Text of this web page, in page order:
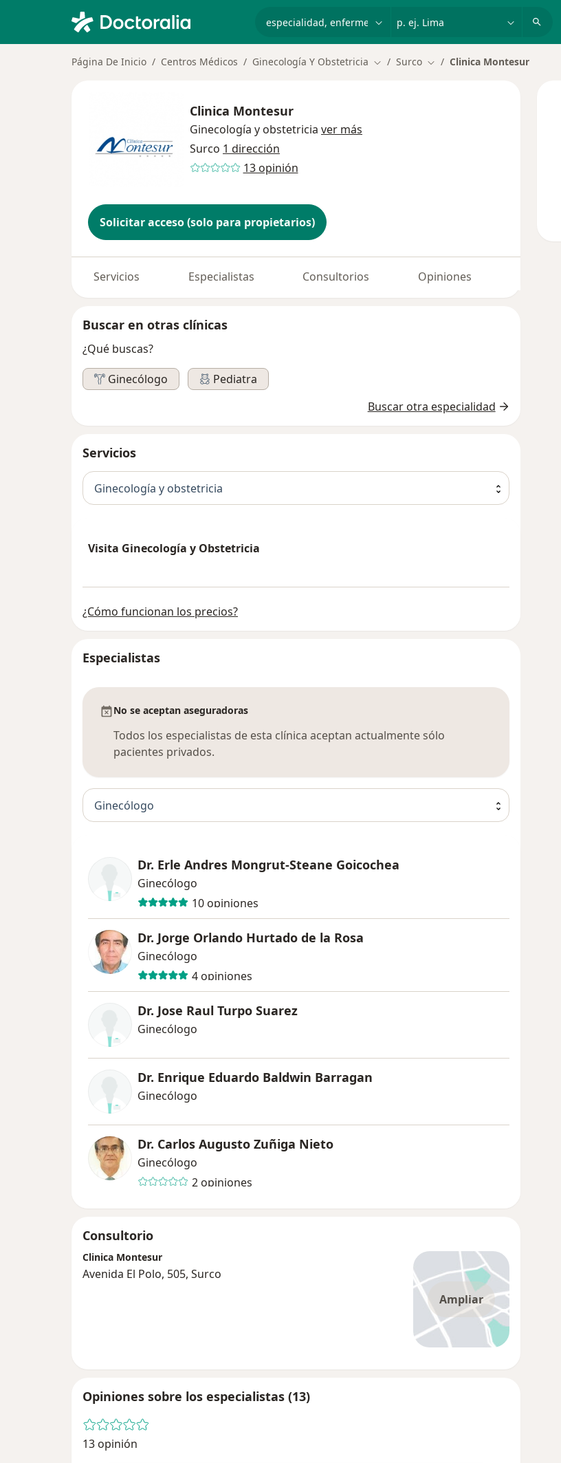
Página De Inicio Centros Médicos Ginecología Y Obstetricia Cambiar de ciudad
Surco Cambiar de ciudad
Clinica Montesur
Clinica Montesur
Ginecología y obstetricia ver más
Surco 1 dirección
13 opinión
Solicitar acceso (solo para propietarios)
Servicios Especialistas Consultorios Opiniones
Buscar en otras clínicas
¿Qué buscas?
Ginecólogo
Pediatra
Buscar otra especialidad
Servicios
Ginecología y obstetricia
Visita Ginecología y Obstetricia
¿Cómo funcionan los precios?
Especialistas
No se aceptan aseguradoras
Todos los especialistas de esta clínica aceptan actualmente sólo
pacientes privados.
Ginecólogo
Dr. Erle Andres Mongrut-Steane Goicochea
Ginecólogo
10 opiniones
Dr. Jorge Orlando Hurtado de la Rosa
Ginecólogo
4 opiniones
Dr. Jose Raul Turpo Suarez
Ginecólogo
Dr. Enrique Eduardo Baldwin Barragan
Ginecólogo
Dr. Carlos Augusto Zuñiga Nieto
Ginecólogo
2 opiniones
Consultorio
Ampliar
Clinica Montesur
Avenida El Polo, 505, Surco
Opiniones sobre los especialistas (13)
13 opinión